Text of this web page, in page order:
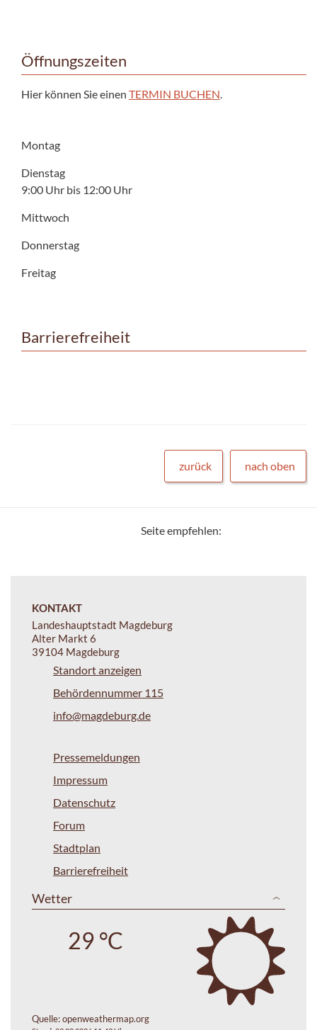
Öffnungszeiten
Hier können Sie einen TERMIN BUCHEN.
Montag
Dienstag
9:00 Uhr bis 12:00 Uhr
Mittwoch
Donnerstag
Freitag
Barrierefreiheit
zurück nach oben
Seite empfehlen:
KONTAKT
Landeshauptstadt Magdeburg
Alter Markt 6
39104 Magdeburg
Standort anzeigen
Behördennummer 115
info@magdeburg.de
Pressemeldungen
Impressum
Datenschutz
Forum
Stadtplan
Barrierefreiheit
Wetter
29 °C
Quelle:openweathermap.org